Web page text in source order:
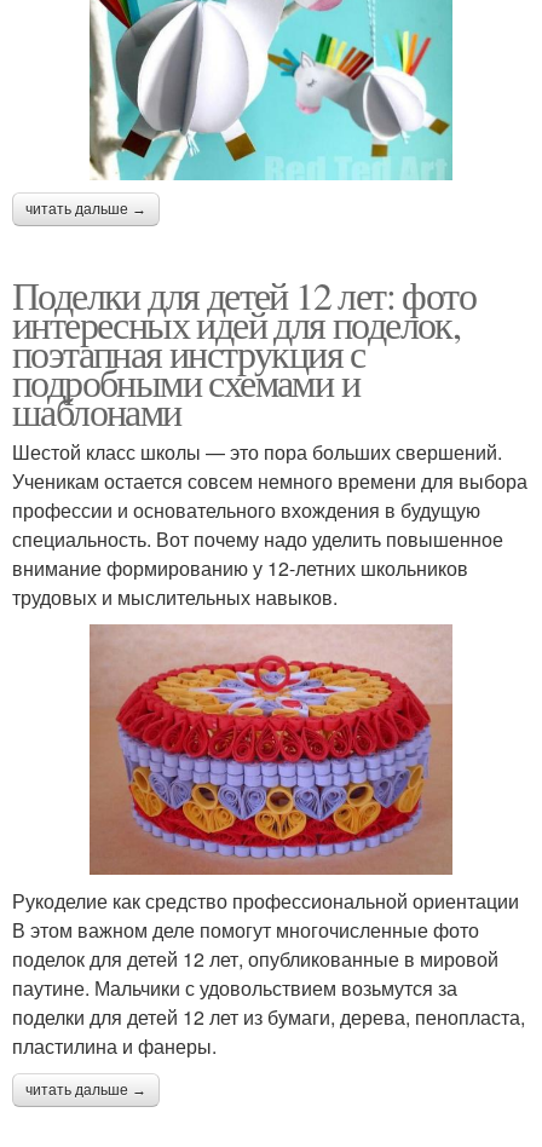
читать дальше →
Поделки для детей 12 лет: фото
интересных идей для поделок,
поэтапная инструкция с
подробными схемами и
шаблонами
Шестой класс школы — это пора больших свершений.
Ученикам остается совсем немного времени для выбора
профессии и основательного вхождения в будущую
специальность. Вот почему надо уделить повышенное
внимание формированию у 12-летних школьников
трудовых и мыслительных навыков.
Рукоделие как средство профессиональной ориентации
В этом важном деле помогут многочисленные фото
поделок для детей 12 лет, опубликованные в мировой
паутине. Мальчики с удовольствием возьмутся за
поделки для детей 12 лет из бумаги, дерева, пенопласта,
пластилина и фанеры.
читать дальше →